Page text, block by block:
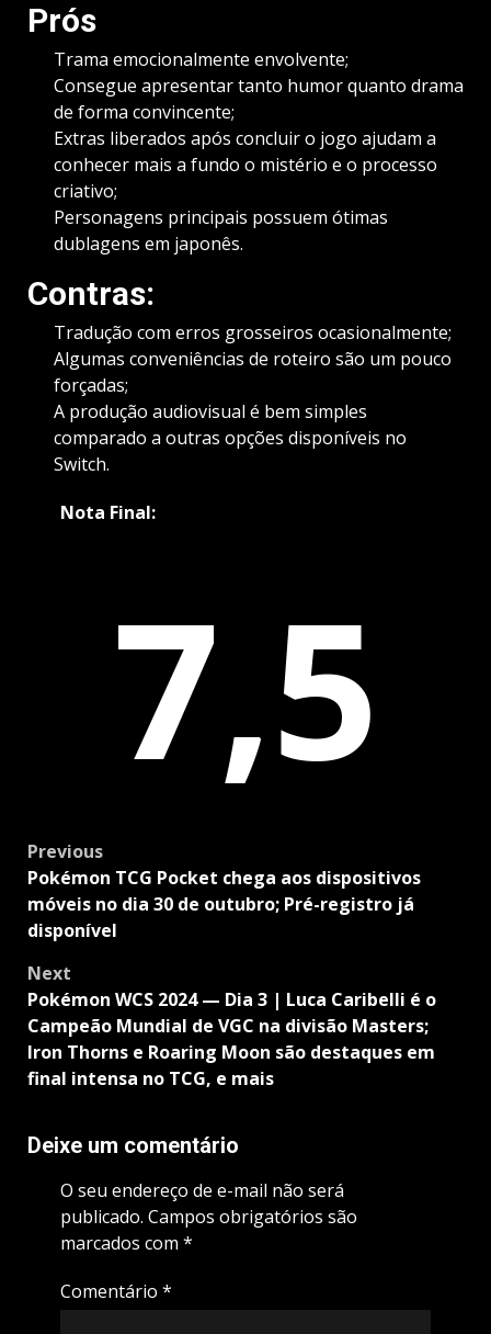
Prós
Trama emocionalmente envolvente;
Consegue apresentar tanto humor quanto drama
de forma convincente;
Extras liberados após concluir o jogo ajudam a
conhecer mais a fundo o mistério e o processo
criativo;
Personagens principais possuem ótimas
dublagens em japonês.
Contras:
Tradução com erros grosseiros ocasionalmente;
Algumas conveniências de roteiro são um pouco
forçadas;
A produção audiovisual é bem simples
comparado a outras opções disponíveis no
Switch.
Nota Final:
7,5
Post
navigation
Previous
Pokémon TCG Pocket chega aos dispositivos
móveis no dia 30 de outubro; Pré-registro já
disponível
Next
Pokémon WCS 2024 — Dia 3 | Luca Caribelli é o
Campeão Mundial de VGC na divisão Masters;
Iron Thorns e Roaring Moon são destaques em
final intensa no TCG, e mais
Deixe um comentário
O seu endereço de e-mail não será
publicado. Campos obrigatórios são
marcados com *
Comentário *